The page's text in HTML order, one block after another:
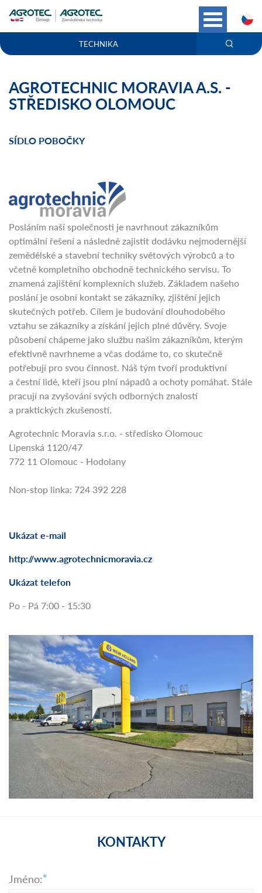
TECHNIKA
AGROTECHNIC MORAVIA A.S. -
STŘEDISKO OLOMOUC
SÍDLO POBOČKY
Posláním naší společnosti je navrhnout zákazníkům
optimální řešení a následně zajistit dodávku nejmodernější
zemědělské a stavební techniky světových výrobců a to
včetně kompletního obchodně technického servisu. To
znamená zajištění komplexních služeb. Základem našeho
poslání je osobní kontakt se zákazníky, zjištění jejich
skutečných potřeb. Cílem je budování dlouhodobého
vztahu se zákazníky a získání jejich plné důvěry. Svoje
působení chápeme jako službu našim zákazníkům, kterým
efektivně navrhneme a včas dodáme to, co skutečně
potřebují pro svou činnost. Náš tým tvoří produktivní
a čestní lidé, kteří jsou plní nápadů a ochoty pomáhat. Stále
pracují na zvyšování svých odborných znalostí
a praktických zkušeností.
Agrotechnic Moravia s.r.o. - středisko Olomouc
Lipenská 1120/47
772 11 Olomouc - Hodolany
Non-stop linka: 724 392 228
Ukázat e-mail
http://www.agrotechnicmoravia.cz
Ukázat telefon
Po - Pá 7:00 - 15:30
KONTAKTY
Jméno: